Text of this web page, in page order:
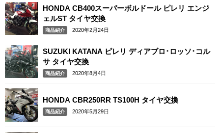
HONDA CB400スーパーボルドール ピレリ エンジ
ェルST タイヤ交換
商品紹介 2020年2月24日
SUZUKI KATANA ピレリ ディアブロ･ロッソ･コル
サ タイヤ交換
商品紹介 2020年8月4日
HONDA CBR250RR TS100H タイヤ交換
商品紹介 2020年5月29日